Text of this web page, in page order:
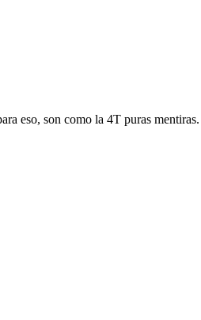
eso, son como la 4T puras